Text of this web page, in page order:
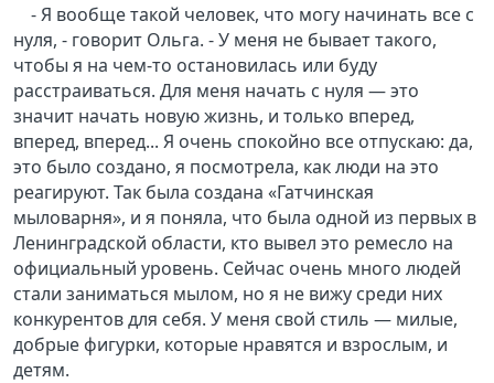
- Я вообще такой человек, что могу начинать все с
нуля, - говорит Ольга. - У меня не бывает такого,
чтобы я на чем-то остановилась или буду
расстраиваться. Для меня начать с нуля — это
значит начать новую жизнь, и только вперед,
вперед, вперед... Я очень спокойно все отпускаю: да,
это было создано, я посмотрела, как люди на это
реагируют. Так была создана «Гатчинская
мыловарня», и я поняла, что была одной из первых в
Ленинградской области, кто вывел это ремесло на
официальный уровень. Сейчас очень много людей
стали заниматься мылом, но я не вижу среди них
конкурентов для себя. У меня свой стиль — милые,
добрые фигурки, которые нравятся и взрослым, и
детям.